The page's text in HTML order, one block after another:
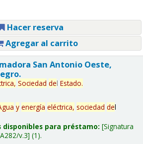
Hacer reserva
Agregar al carrito
San Antonio Oeste,
Sociedad del Estado.
y energía eléctrica, sociedad del
disponibles para préstamo: Signatura
v.3 (1).